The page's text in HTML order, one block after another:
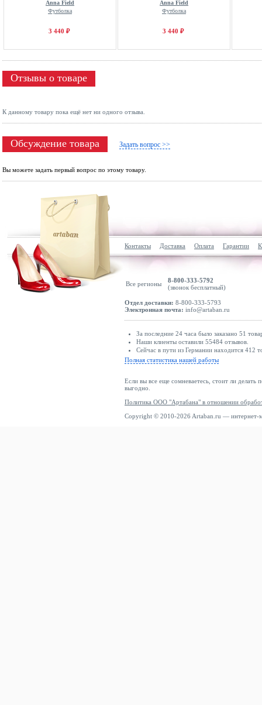
Anna Field
Футболка
3 440 ₽
Anna Field
Футболка
3 440 ₽
Отзывы о товаре
К данному товару пока ещё нет ни одного отзыва.
Обсуждение товара Задать вопрос >>
Вы можете задать первый вопрос по этому товару.
Контакты Доставка Оплата Гарантии
Все регионы
8-800-333-5792
(звонок бесплатный)
Отдел доставки: 8-800-333-5793
Электронная почта: info@artaban.ru
За последние 24 часа было заказано 51
Наши клиенты оставили 55484 отзывов.
Сейчас в пути из Германии находится 412
Полная статистика нашей работы
Если вы все еще сомневаетесь, стоит ли делать
выгодно.
Политика ООО "Артабана" в отношении
Copyright © 2010-2026 Artaban.ru — интернет-